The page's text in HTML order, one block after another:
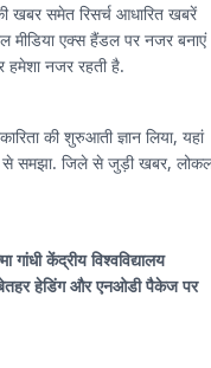
खबर समेत रिसर्च आधारित खबरें
एक्स हैंडल पर नजर बनाएं
हमेशा नजर रहती है.
की शुरुआती ज्ञान लिया, यहां
लोकल
गांधी केंद्रीय विश्वविद्यालय
हेडिंग और एनओडी पैकेज पर